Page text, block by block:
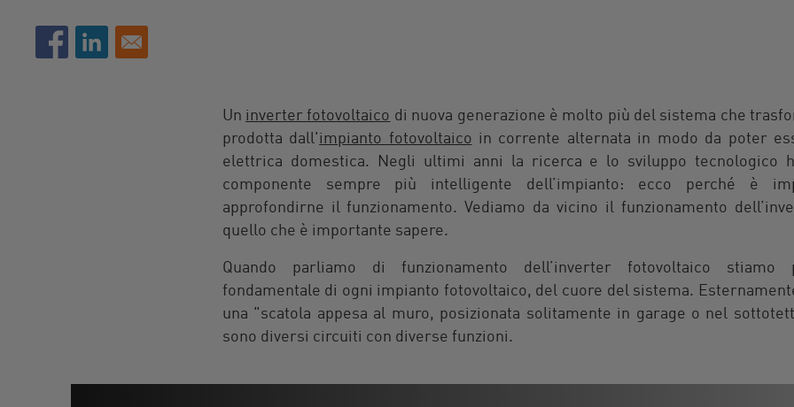
Un inverter fotovoltaico di nuova generazione è molto più del sistema che
prodotta dall'impianto fotovoltaico in corrente alternata in modo da poter
elettrica domestica. Negli ultimi anni la ricerca e lo sviluppo tecnologico
componente sempre più intelligente dell’impianto: ecco perché è
approfondirne il funzionamento. Vediamo da vicino il funzionamento
quello che è importante sapere.
Quando parliamo di funzionamento dell’inverter fotovoltaico stiamo
fondamentale di ogni impianto fotovoltaico, del cuore del sistema.
una "scatola appesa al muro, posizionata solitamente in garage o nel
sono diversi circuiti con diverse funzioni.